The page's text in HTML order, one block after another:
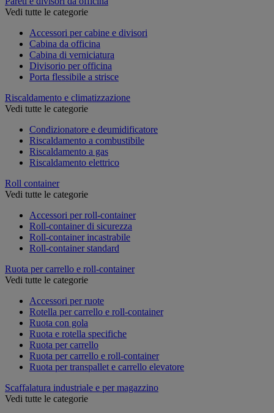
Vedi tutte le categorie
Accessori per cabine e divisori
Cabina da officina
Cabina di verniciatura
Divisorio per officina
Porta flessibile a strisce
Riscaldamento e climatizzazione
Vedi tutte le categorie
Condizionatore e deumidificatore
Riscaldamento a combustibile
Riscaldamento a gas
Riscaldamento elettrico
Roll container
Vedi tutte le categorie
Accessori per roll-container
Roll-container di sicurezza
Roll-container incastrabile
Roll-container standard
Ruota per carrello e roll-container
Vedi tutte le categorie
Accessori per ruote
Rotella per carrello e roll-container
Ruota con gola
Ruota e rotella specifiche
Ruota per carrello
Ruota per carrello e roll-container
Ruota per transpallet e carrello elevatore
Scaffalatura industriale e per magazzino
Vedi tutte le categorie